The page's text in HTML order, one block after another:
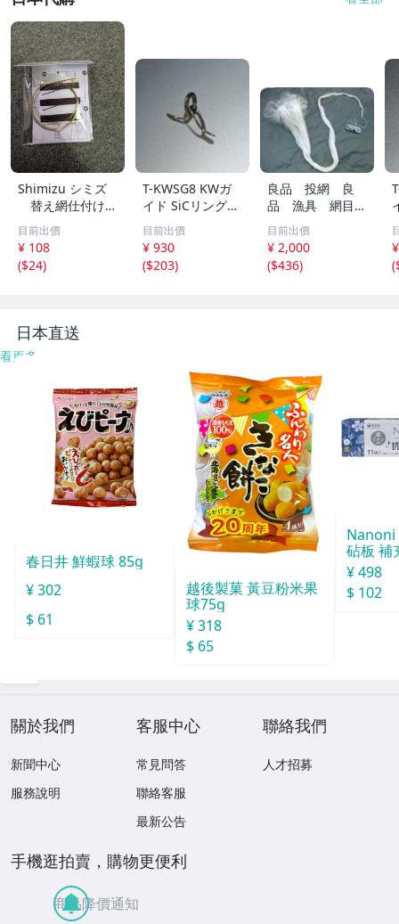
Shimizu シミズ
替え網仕付けセ
ット ゴールド×
ブラック
目前出價
¥ 108
($24)
T-KWSG8 KWガ
イド SiCリング
富士工業 ガイド
チタンフレーム
目前出價
¥ 930
($203)
良品 投網 良
品 漁具 網目
約1ｃｍ×1ｃｍ
4Ｋｇ ⑥
目前出價
¥ 2,000
($436)
(
日本直送
看更多
春日井 鮮蝦球 85g
¥ 302
$ 61
越後製菓 黃豆粉米果
球75g
¥ 318
$ 65
Nanoni
砧板 補
¥ 498
$ 102
關於我們
新聞中心
服務說明
客服中心
常見問答
聯絡客服
最新公告
聯絡我們
人才招募
手機逛拍賣，購物更便利
商品降價通知